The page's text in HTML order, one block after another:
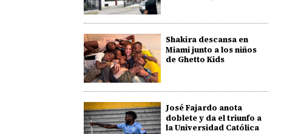
Shakira descansa en
Miami junto a los niños
de Ghetto Kids
José Fajardo anota
doblete y da el triunfo a
la Universidad Católica